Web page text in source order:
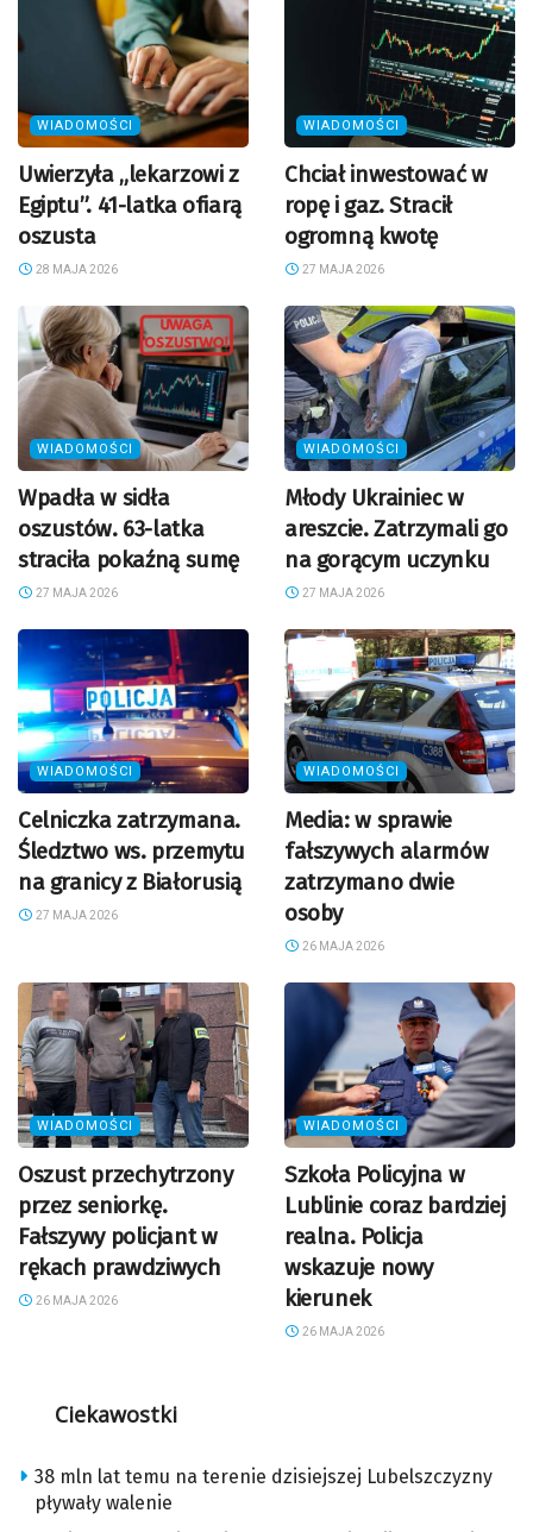
WIADOMOŚCI
Uwierzyła „lekarzowi z
Egiptu”. 41-latka ofiarą
oszusta
28 MAJA 2026
WIADOMOŚCI
Chciał inwestować w
ropę i gaz. Stracił
ogromną kwotę
27 MAJA 2026
WIADOMOŚCI
Wpadła w sidła
oszustów. 63-latka
straciła pokaźną sumę
27 MAJA 2026
WIADOMOŚCI
Młody Ukrainiec w
areszcie. Zatrzymali go
na gorącym uczynku
27 MAJA 2026
WIADOMOŚCI
Celniczka zatrzymana.
Śledztwo ws. przemytu
na granicy z Białorusią
27 MAJA 2026
WIADOMOŚCI
Media: w sprawie
fałszywych alarmów
zatrzymano dwie
osoby
26 MAJA 2026
WIADOMOŚCI
Oszust przechytrzony
przez seniorkę.
Fałszywy policjant w
rękach prawdziwych
26 MAJA 2026
WIADOMOŚCI
Szkoła Policyjna w
Lublinie coraz bardziej
realna. Policja
wskazuje nowy
kierunek
26 MAJA 2026
Ciekawostki
38 mln lat temu na terenie dzisiejszej Lubelszczyzny
pływały walenie